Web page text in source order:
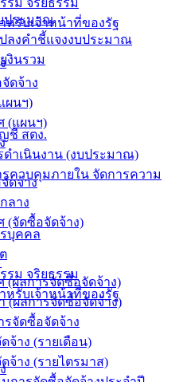
รม จริยธรรม
หรับเจ้าหน้าที่ของรัฐ
ดจ้าง
ผนฯ)
(แผนฯ)
ดจ้าง
ลาง
(จัดซื้อจัดจ้าง)
(ผลการจัดซื้อจัดจ้าง)
(ผลการจัดซื้อจัดจ้าง)
รจัดซื้อจัดจ้าง
จ้าง (รายเดือน)
จ้าง (รายไตรมาส)
ประมาณ
ลงคำชี้แจงงบประมาณ
งินรวม
ชี สตง.
ดำเนินงาน (งบประมาณ)
ควบคุมภายใน จัดการความ
บุคคล
รม จริยธรรม
หรับเจ้าหน้าที่ของรัฐ